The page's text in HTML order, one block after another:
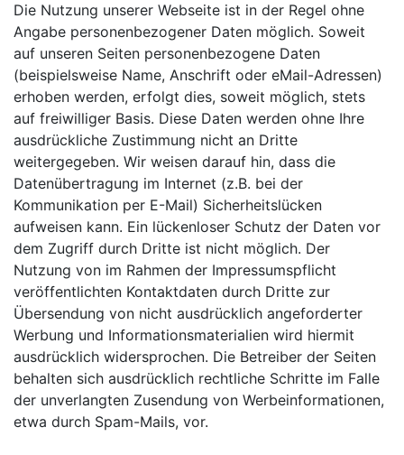
Die Nutzung unserer Webseite ist in der Regel ohne
Angabe personenbezogener Daten möglich. Soweit
auf unseren Seiten personenbezogene Daten
(beispielsweise Name, Anschrift oder eMail-Adressen)
erhoben werden, erfolgt dies, soweit möglich, stets
auf freiwilliger Basis. Diese Daten werden ohne Ihre
ausdrückliche Zustimmung nicht an Dritte
weitergegeben. Wir weisen darauf hin, dass die
Datenübertragung im Internet (z.B. bei der
Kommunikation per E-Mail) Sicherheitslücken
aufweisen kann. Ein lückenloser Schutz der Daten vor
dem Zugriff durch Dritte ist nicht möglich. Der
Nutzung von im Rahmen der Impressumspflicht
veröffentlichten Kontaktdaten durch Dritte zur
Übersendung von nicht ausdrücklich angeforderter
Werbung und Informationsmaterialien wird hiermit
ausdrücklich widersprochen. Die Betreiber der Seiten
behalten sich ausdrücklich rechtliche Schritte im Falle
der unverlangten Zusendung von Werbeinformationen,
etwa durch Spam-Mails, vor.